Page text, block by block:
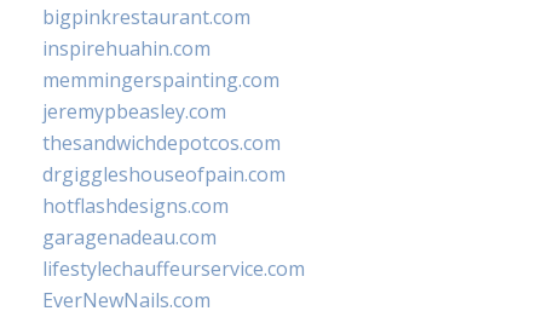
bigpinkrestaurant.com
inspirehuahin.com
memmingerspainting.com
jeremypbeasley.com
thesandwichdepotcos.com
drgiggleshouseofpain.com
hotflashdesigns.com
garagenadeau.com
lifestylechauffeurservice.com
EverNewNails.com